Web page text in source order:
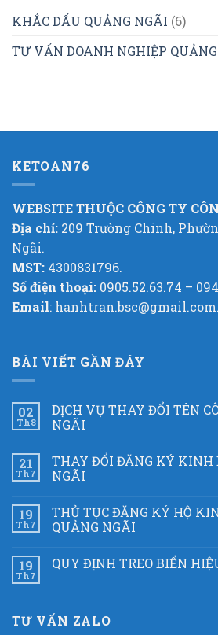
KHẮC DẤU QUẢNG NGÃI (6)
TƯ VẤN DOANH NGHIỆP
KETOAN76
WEBSITE THUỘC CÔNG TY
Địa chỉ: 209 Trường Chinh,
Ngãi.
MST: 4300831796.
Số điện thoại: 0905.52.63.74 –
Email: hanhtran.bsc@gmail.com.
BÀI VIẾT GẦN ĐÂY
02
Th8
DỊCH VỤ THAY ĐỔI TÊN
NGÃI
21
Th7
THAY ĐỔI ĐĂNG KÝ KINH
NGÃI
19
Th7
THỦ TỤC ĐĂNG KÝ HỘ
QUẢNG NGÃI
19
Th7
QUY ĐỊNH TREO BIỂN
TƯ VẤN ZALO